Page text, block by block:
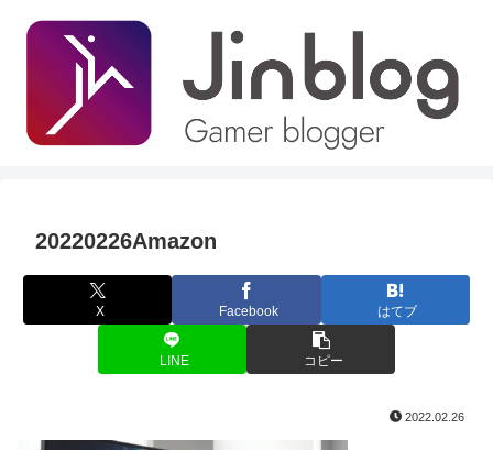
20220226Amazon
X Facebook はてブ
LINE コピー
2022.02.26